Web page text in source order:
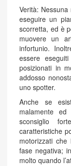
Verità:
eseguire un
scorretta, ed è
muovere un
infortunio.
essere
posizionati in
addosso
uno spotter.
Anche se
malamente
sconsiglio
caratteristiche
motorizzati
fase negativa;
molto quando